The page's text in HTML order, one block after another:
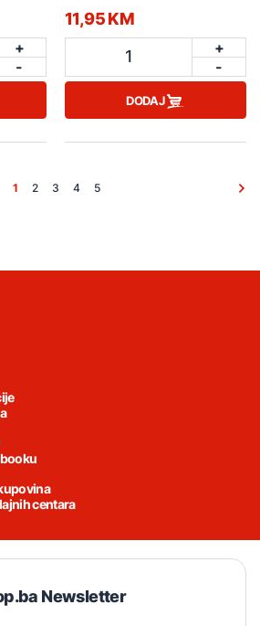
+
-
11,95 KM
1
+
-
DODAJ
1 2 3 4 5
centara
Newsletter